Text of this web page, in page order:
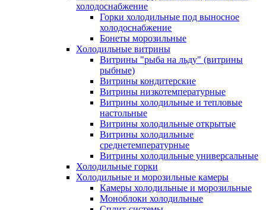
холодоснабжение
Горки холодильные под выносное
холодоснабжение
Бонеты морозильные
Холодильные витрины
Витрины "рыба на льду" (витрины
рыбные)
Витрины кондитерские
Витрины низкотемпературные
Витрины холодильные и тепловые
настольные
Витрины холодильные открытые
Витрины холодильные
среднетемпературные
Витрины холодильные универсальные
Холодильные горки
Холодильные и морозильные камеры
Камеры холодильные и морозильные
Моноблоки холодильные